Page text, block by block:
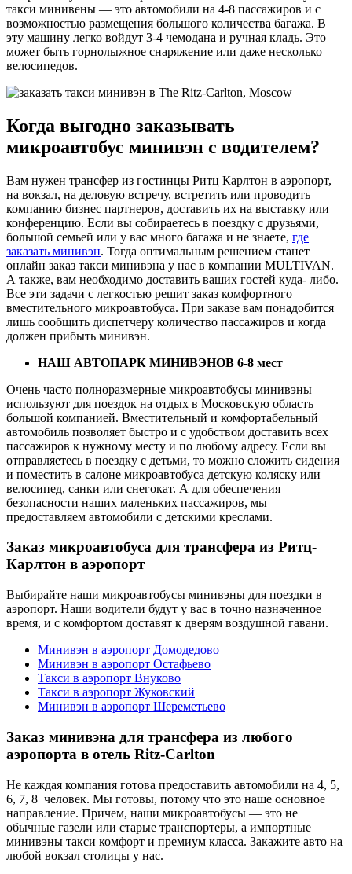
такси минивены — это автомобили на 4-8 пассажиров и с
возможностью размещения большого количества багажа. В
эту машину легко войдут 3-4 чемодана и ручная кладь. Это
может быть горнолыжное снаряжение или даже несколько
велосипедов.
Когда выгодно заказывать
микроавтобус минивэн с водителем?
Вам нужен трансфер из гостинцы Ритц Карлтон в аэропорт,
на вокзал, на деловую встречу, встретить или проводить
компанию бизнес партнеров, доставить их на выставку или
конференцию. Если вы собираетесь в поездку с друзьями,
большой семьей или у вас много багажа и не знаете, где
заказать минивэн. Тогда оптимальным решением станет
онлайн заказ такси минивэна у нас в компании MULTIVAN.
А также, вам необходимо доставить ваших гостей куда- либо.
Все эти задачи с легкостью решит заказ комфортного
вместительного микроавтобуса. При заказе вам понадобится
лишь сообщить диспетчеру количество пассажиров и когда
должен прибыть минивэн.
НАШ АВТОПАРК МИНИВЭНОВ 6-8 мест
Очень часто полноразмерные микроавтобусы минивэны
используют для поездок на отдых в Московскую область
большой компанией. Вместительный и комфортабельный
автомобиль позволяет быстро и с удобством доставить всех
пассажиров к нужному месту и по любому адресу. Если вы
отправляетесь в поездку с детьми, то можно сложить сидения
и поместить в салоне микроавтобуса детскую коляску или
велосипед, санки или снегокат. А для обеспечения
безопасности наших маленьких пассажиров, мы
предоставляем автомобили с детскими креслами.
Заказ микроавтобуса для трансфера из Ритц-
Карлтон в аэропорт
Выбирайте наши микроавтобусы минивэны для поездки в
аэропорт. Наши водители будут у вас в точно назначенное
время, и с комфортом доставят к дверям воздушной гавани.
Минивэн в аэропорт Домодедово
Минивэн в аэропорт Остафьево
Такси в аэропорт Внуково
Такси в аэропорт Жуковский
Минивэн в аэропорт Шереметьево
Заказ минивэна для трансфера из любого
аэропорта в отель Ritz-Carlton
Не каждая компания готова предоставить автомобили на 4, 5,
6, 7, 8 человек. Мы готовы, потому что это наше основное
направление. Причем, наши микроавтобусы — это не
обычные газели или старые транспортеры, а импортные
минивэны такси комфорт и премиум класса. Закажите авто на
любой вокзал столицы у нас.